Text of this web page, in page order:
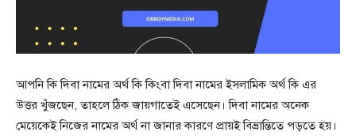
আপনি কি দিবা নামের অর্থ কি কিংবা দিবা নামের ইসলামিক অর্থ কি এর
উত্তর খুঁজছেন, তাহলে ঠিক জায়গাতেই এসেছেন। দিবা নামের অনেক
মেয়েকেই নিজের নামের অর্থ না জানার কারণে প্রায়ই বিভ্রান্তিতে পড়তে হয়।